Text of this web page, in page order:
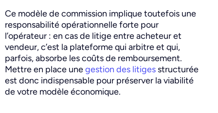
Ce modèle de commission implique toutefois une
responsabilité opérationnelle forte pour
l’opérateur : en cas de litige entre acheteur et
vendeur, c’est la plateforme qui arbitre et qui,
parfois, absorbe les coûts de remboursement.
Mettre en place unegestion des litiges structurée
est donc indispensable pour préserver la viabilité
de votre modèle économique.